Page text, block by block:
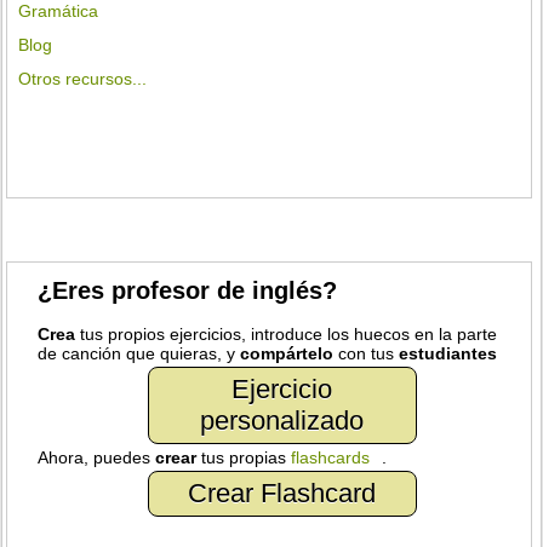
Gramática
Blog
Otros recursos...
¿Eres profesor de inglés?
Crea tus propios ejercicios, introduce los huecos en la parte
de canción que quieras, ycompártelo con tusestudiantes
Ejercicio
personalizado
Ahora, puedescreartus propiasflashcards
Crear Flashcard